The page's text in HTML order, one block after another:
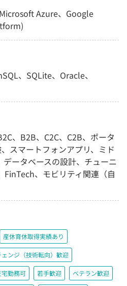
Azure、Google
、SQLite、Oracle、
、B2B、C2C、C2B、ポータ
スマートフォンアプリ、ミド
ータベースの設計、チューニ
FinTech、モビリティ関連（自
産休育休取得実績あり
ェンジ（技術転向）歓迎
勤務可 若手歓迎 ベテラン歓迎